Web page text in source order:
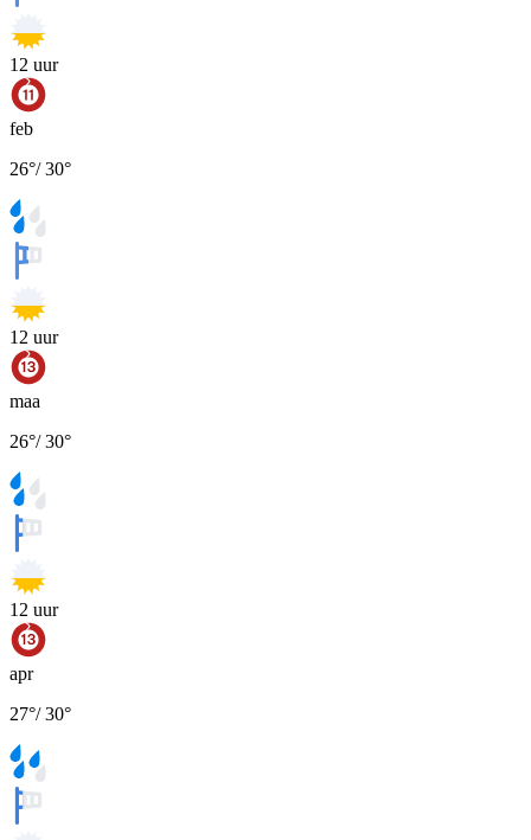
12 uur
feb
26°/30°
12 uur
maa
26°/30°
12 uur
apr
27°/30°